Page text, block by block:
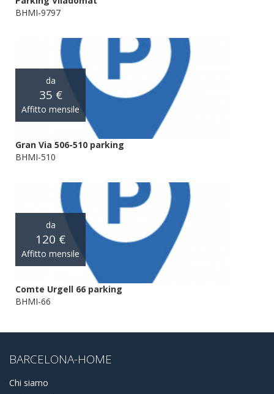
BHMI-9797
da
35 €
Affitto mensile
Gran Via 506-510 parking
BHMI-510
da
120 €
Affitto mensile
Comte Urgell 66 parking
BHMI-66
BARCELONA-HOME
Chi siamo